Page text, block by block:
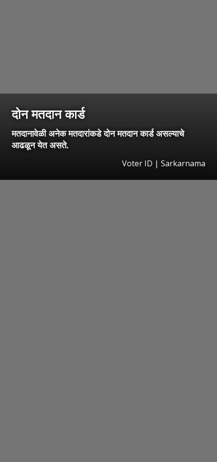
दोन मतदान कार्ड
मतदानावेळी अनेक मतदारांकडे दोन मतदान कार्ड असल्याचे
आढळून येत असते.
Voter ID | Sarkarnama